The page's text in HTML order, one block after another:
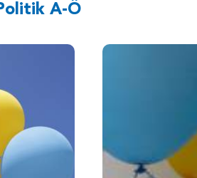
A-Ö